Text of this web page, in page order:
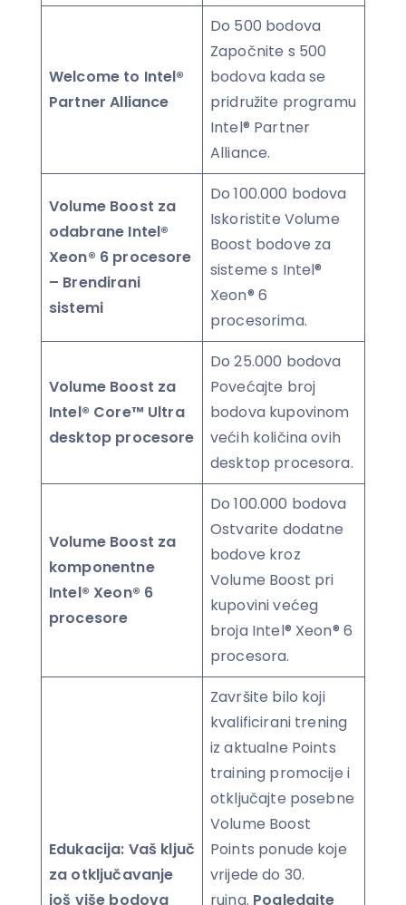
Welcome to Intel®
Partner Alliance
Do 500 bodova
Započnite s 500
bodova kada se
pridružite programu
Intel® Partner
Alliance.
Volume Boost za
odabrane Intel®
Xeon® 6 procesore
– Brendirani
sistemi
Do 100.000 bodova
Iskoristite Volume
Boost bodove za
sisteme s Intel®
Xeon® 6
procesorima.
Volume Boost za
Intel® Core™ Ultra
desktop procesore
Do 25.000 bodova
Povećajte broj
bodova kupovinom
većih količina ovih
desktop procesora.
Volume Boost za
komponentne
Intel® Xeon® 6
procesore
Do 100.000 bodova
Ostvarite dodatne
bodove kroz
Volume Boost pri
kupovini većeg
broja Intel® Xeon® 6
procesora.
Edukacija: Vaš ključ
za otključavanje
još više bodova
Završite bilo koji
kvalificirani trening
iz aktualne Points
training promocije i
otključajte posebne
Volume Boost
Points ponude koje
vrijede do 30.
rujna. Pogledajte